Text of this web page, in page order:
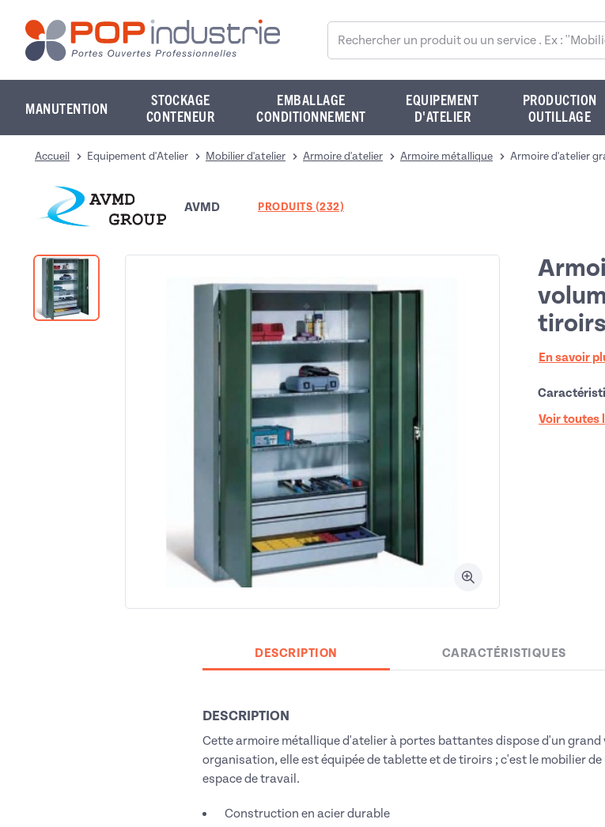
MANUTENTION
STOCKAGE
CONTENEUR
EMBALLAGE
CONDITIONNEMENT
EQUIPEMENT
D'ATELIER
PRODUCTION
OUTILLAGE
Accueil Equipement d'Atelier Mobilier d'atelier Armoire d'atelier Armoire métallique Armoire d'atelier
AVMD PRODUITS (232)
tiroirs
En savoir
Voir toutes
DESCRIPTION CARACTÉRISTIQUES
DESCRIPTION
Cette armoire métallique d'atelier à portes battantes dispose d'un grand
organisation, elle est équipée de tablette et de tiroirs ; c'est le mobilier
espace de travail.
Construction en acier durable